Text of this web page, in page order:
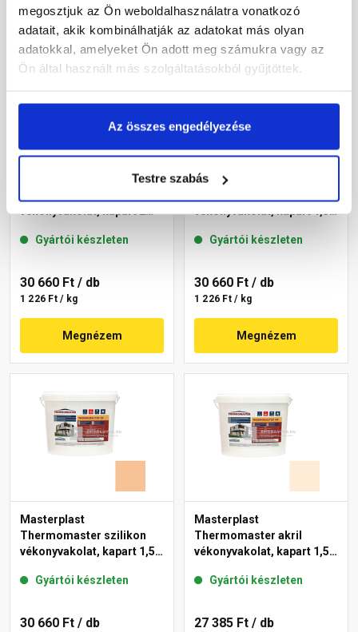
megosztjuk az Ön weboldalhasználatra vonatkozó
adatait, akik kombinálhatják az adatokat más olyan
adatokkal, amelyeket Ön adott meg számukra vagy az
Ön által használt más szolgáltatásokból gyűjtöttek.
Az összes engedélyezése
Testre szabás
vékonyvakolat, kapart 2
Gyártói készleten
30 660 Ft / db
1 226 Ft / kg
Megnézem
Masterplast
vékonyvakolat, kapart 1,5
Gyártói készleten
30 660 Ft / db
1 226 Ft / kg
Megnézem
Masterplast
Thermomaster szilikon
vékonyvakolat, kapart 1,5
Gyártói készleten
30 660 Ft / db
Masterplast
Thermomaster akril
vékonyvakolat, kapart 1,5
Gyártói készleten
27 385 Ft / db